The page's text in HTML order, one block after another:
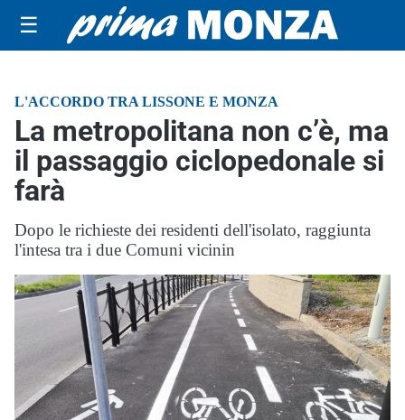
☰
L'ACCORDO TRA LISSONE E MONZA
La metropolitana non c’è, ma
il passaggio ciclopedonale si
farà
Dopo le richieste dei residenti dell'isolato, raggiunta
l'intesa tra i due Comuni vicinin